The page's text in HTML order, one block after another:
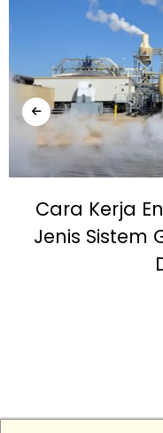
Cara Kerja
Jenis Sistem